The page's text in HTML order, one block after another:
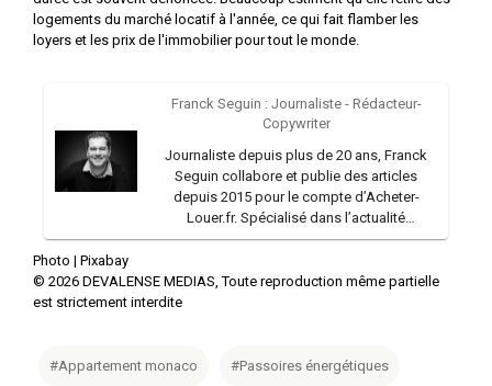
logements du marché locatif à l'année, ce qui fait flamber les
loyers et les prix de l'immobilier pour tout le monde.
Franck Seguin : Journaliste - Rédacteur-
Copywriter
Journaliste depuis plus de 20 ans, Franck
Seguin collabore et publie des articles
depuis 2015 pour le compte d’Acheter-
Louer.fr. Spécialisé dans l’actualité
immobilière, il prête également sa plume sur
législatives et financières. Il réalise aussi des
plusieurs années avec l’Agence France
Photo | Pixabay
© 2026 DEVALENSE MEDIAS, Toute reproduction même partielle
est strictement interdite
#Appartement monaco #Passoires énergétiques